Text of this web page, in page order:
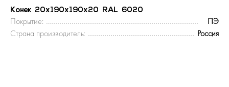
Конек 20х190х190х20 RAL 6020
Покрытие:
ПЭ
Страна производитель:
Россия